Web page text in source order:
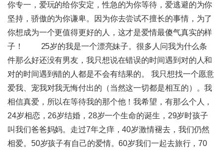
你专一，爱玩的给你安定，性急的为你等待，爱逃避的为你
坚持，骄傲的为你谦卑。因为你去尝试不擅长的事情，为了
你想成为一个更值得更好的人，这才是爱情最傻气真实的样
子！ 25岁的我是一个漂亮妹子。很多人问我为什么条
件那么好还没有男友，我只想说在错误的时间遇到对的人和
对的时间遇到错的人都是不会有结果的。 我只想找一个愿意
爱我、宠我对我无悔付出的（当然这一切都是相互的）。我
相信真爱，所以在等待我的那个他！我希望，有那么个人，
24岁相恋，26岁结婚，28岁一个生命的诞生，29岁时孩子
叫我们爸爸妈妈。走过7年之痒，40岁激情褪去，我们仍然
相爱。50岁孩子有自己的爱情。60岁我们一起去旅行，70